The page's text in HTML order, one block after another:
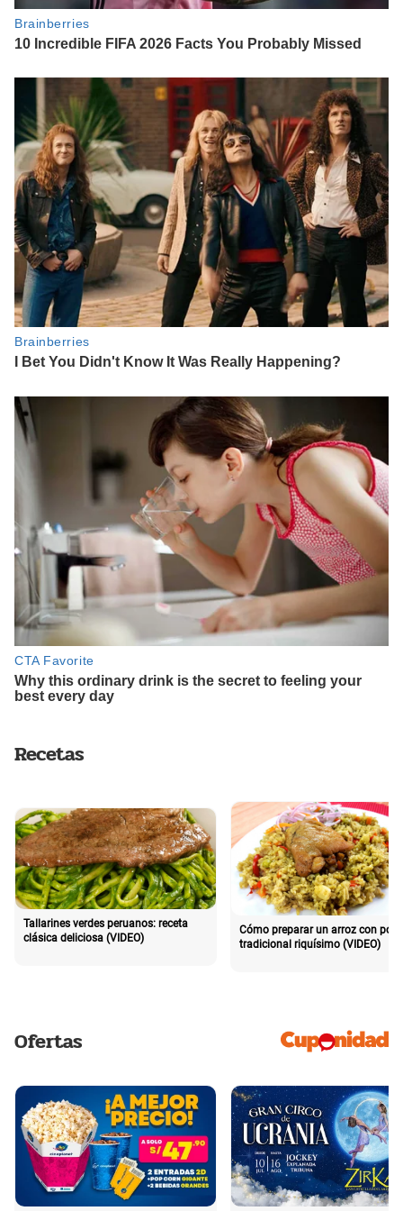
Recetas
Tallarines verdes peruanos: receta
clásica deliciosa (VIDEO)
Cómo preparar un arroz con pollo
tradicional riquísimo (VIDEO)
Ofertas